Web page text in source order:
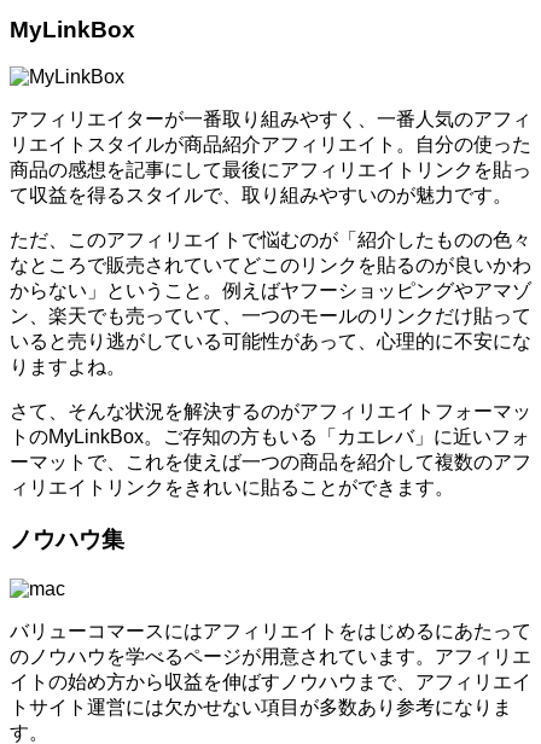
MyLinkBox
アフィリエイターが一番取り組みやすく、一番人気のアフィ
リエイトスタイルが商品紹介アフィリエイト。自分の使った
商品の感想を記事にして最後にアフィリエイトリンクを貼っ
て収益を得るスタイルで、取り組みやすいのが魅力です。
ただ、このアフィリエイトで悩むのが「紹介したものの色々
なところで販売されていてどこのリンクを貼るのが良いかわ
からない」ということ。例えばヤフーショッピングやアマゾ
ン、楽天でも売っていて、一つのモールのリンクだけ貼って
いると売り逃がしている可能性があって、心理的に不安にな
りますよね。
さて、そんな状況を解決するのがアフィリエイトフォーマッ
トのMyLinkBox。ご存知の方もいる「カエレバ」に近いフォ
ーマットで、これを使えば一つの商品を紹介して複数のアフ
ィリエイトリンクをきれいに貼ることができます。
ノウハウ集
バリューコマースにはアフィリエイトをはじめるにあたって
のノウハウを学べるページが用意されています。アフィリエ
イトの始め方から収益を伸ばすノウハウまで、アフィリエイ
トサイト運営には欠かせない項目が多数あり参考になりま
す。